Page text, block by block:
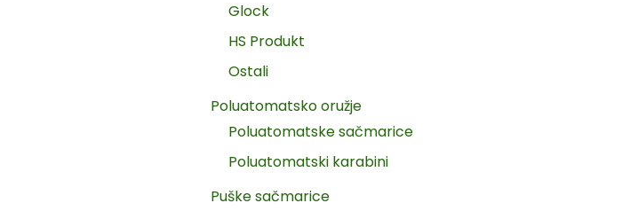
Glock
HS Produkt
Ostali
Poluatomatsko oružje
Poluatomatske sačmarice
Poluatomatski karabini
Puške sačmarice